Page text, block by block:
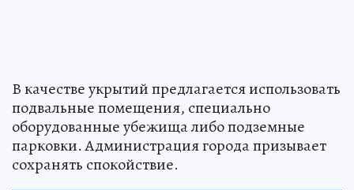
В качестве укрытий предлагается использовать
подвальные помещения, специально
оборудованные убежища либо подземные
парковки. Администрация города призывает
сохранять спокойствие.